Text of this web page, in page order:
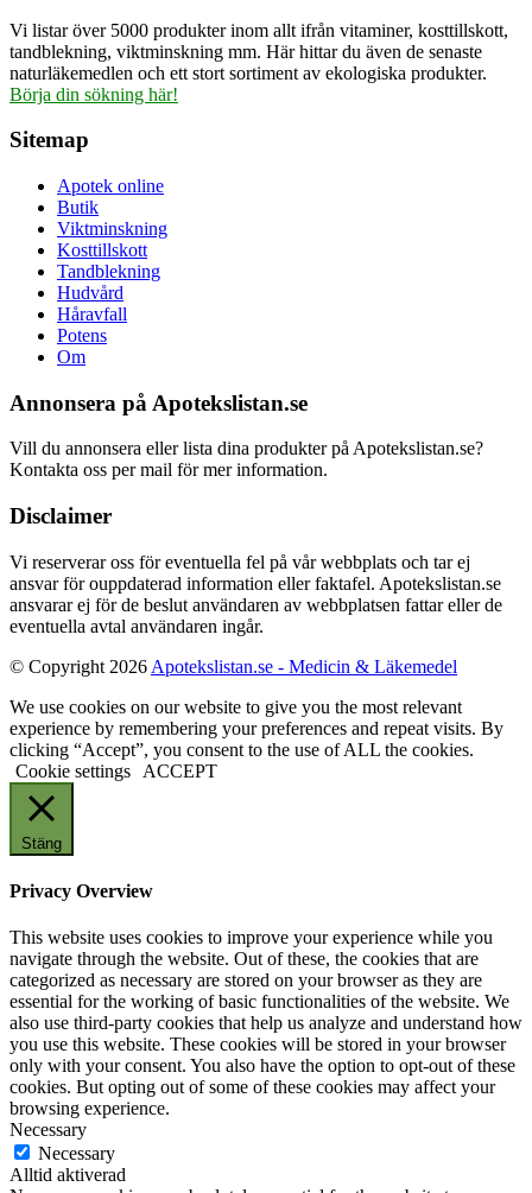
Vi listar över 5000 produkter inom allt ifrån vitaminer, kosttillskott,
tandblekning, viktminskning mm. Här hittar du även de senaste
naturläkemedlen och ett stort sortiment av ekologiska produkter.
Börja din sökning här!
Sitemap
Apotek online
Butik
Viktminskning
Kosttillskott
Tandblekning
Hudvård
Håravfall
Potens
Om
Annonsera på Apotekslistan.se
Vill du annonsera eller lista dina produkter på Apotekslistan.se?
Kontakta oss per mail för mer information.
Disclaimer
Vi reserverar oss för eventuella fel på vår webbplats och tar ej
ansvar för ouppdaterad information eller faktafel. Apotekslistan.se
ansvarar ej för de beslut användaren av webbplatsen fattar eller de
eventuella avtal användaren ingår.
© Copyright 2026 Apotekslistan.se - Medicin & Läkemedel
We use cookies on our website to give you the most relevant
experience by remembering your preferences and repeat visits. By
clicking “Accept”, you consent to the use of ALL the cookies.
Cookie settings
ACCEPT
Stäng
Privacy Overview
This website uses cookies to improve your experience while you
navigate through the website. Out of these, the cookies that are
categorized as necessary are stored on your browser as they are
essential for the working of basic functionalities of the website. We
also use third-party cookies that help us analyze and understand how
you use this website. These cookies will be stored in your browser
only with your consent. You also have the option to opt-out of these
cookies. But opting out of some of these cookies may affect your
browsing experience.
Necessary
Necessary
Alltid aktiverad